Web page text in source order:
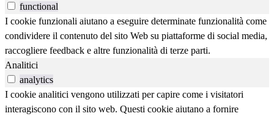
functional
I cookie funzionali aiutano a eseguire determinate funzionalità come
condividere il contenuto del sito Web su piattaforme di social media,
raccogliere feedback e altre funzionalità di terze parti.
Analitici
analytics
I cookie analitici vengono utilizzati per capire come i visitatori
interagiscono con il sito web. Questi cookie aiutano a fornire